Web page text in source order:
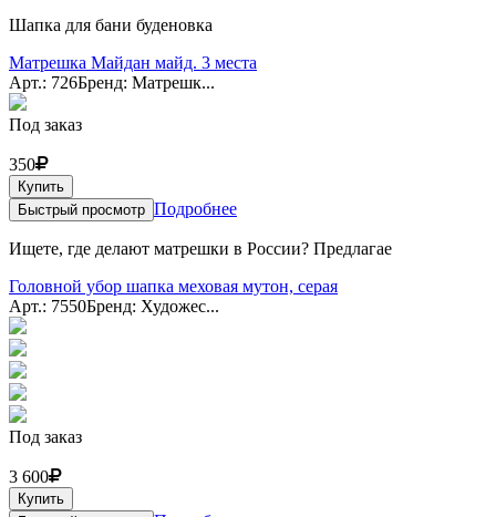
Шапка для бани буденовка
Матрешка Майдан майд. 3 места
Арт.: 726Бренд: Матрешк...
Под заказ
350
Купить
Быстрый просмотр Подробнее
Ищете, где делают матрешки в России? Предлагае
Головной убор шапка меховая мутон, серая
Арт.: 7550Бренд: Художес...
Под заказ
3 600
Купить